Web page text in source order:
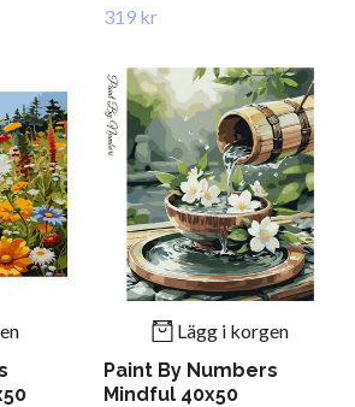
319 kr
Lägg i korgen
Paint By Numbers
Mindful 40x50